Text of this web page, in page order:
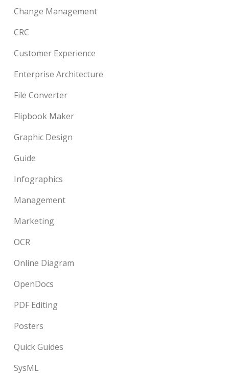
Change Management
CRC
Customer Experience
Enterprise Architecture
File Converter
Flipbook Maker
Graphic Design
Guide
Infographics
Management
Marketing
OCR
Online Diagram
OpenDocs
PDF Editing
Posters
Quick Guides
SysML